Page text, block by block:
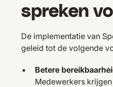
spreken
De implementatie van
geleid tot de volgende
Betere
Medewerkers